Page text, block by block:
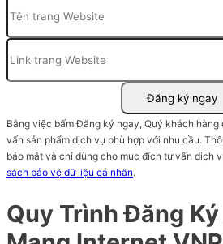
Bằng việc bấm Đăng ký ngay, Quý khách hàng
vấn sản phẩm dịch vụ phù hợp với nhu cầu.
bảo mật và chỉ dùng cho mục đích tư vấn dịch
sách bảo vệ dữ liệu cá nhân.
Quy Trình Đăng